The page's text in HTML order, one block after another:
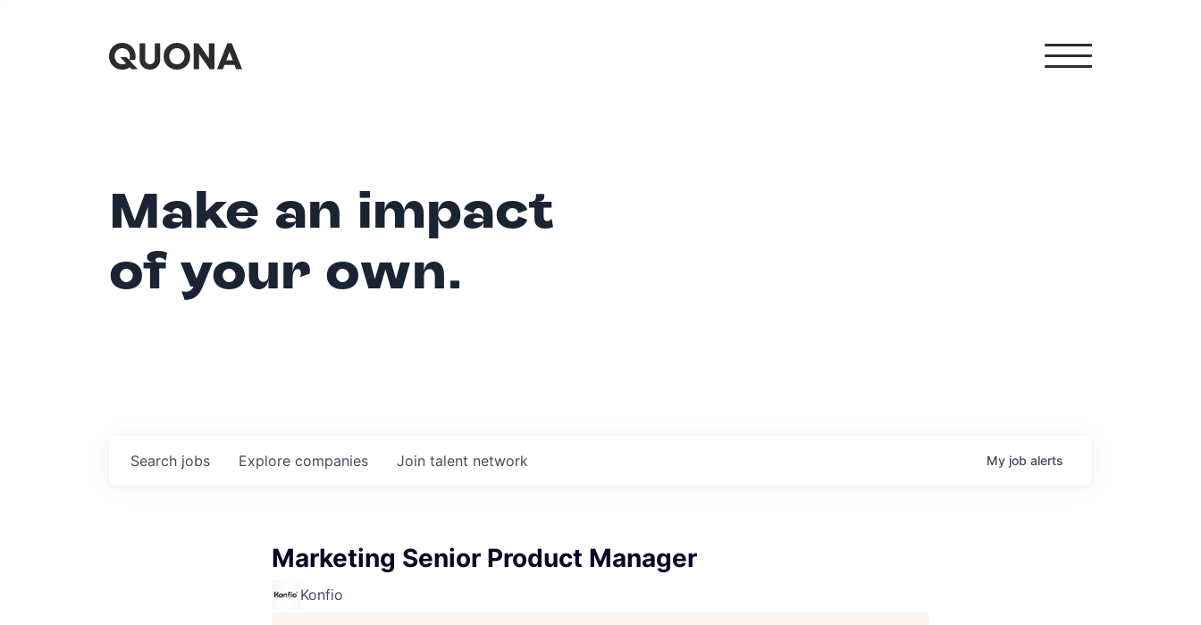
Make an impact
of your own.
Search jobs Explore companies Join talent network My job alerts
Marketing Senior Product Manager
Konfio